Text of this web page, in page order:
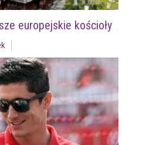
europejskie kościoły